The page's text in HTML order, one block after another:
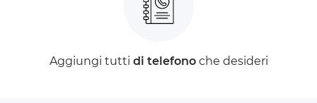
Aggiungi tutti di telefonoche desideri